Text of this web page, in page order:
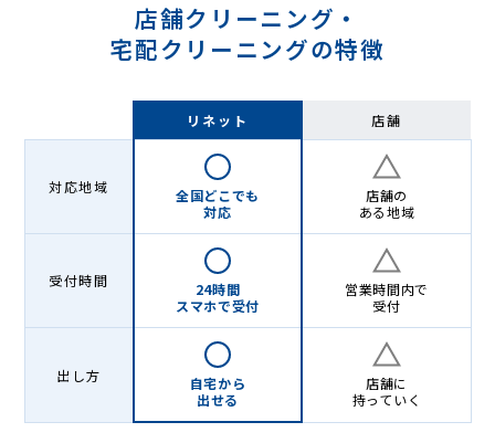
店舗クリーニング・
宅配クリーニングの特徴
リネット 店舗
対応地域
全国どこでも
対応
店舗の
ある地域
受付時間
24時間
スマホで受付
営業時間内で
受付
出し方
自宅から
出せる
店舗に
持っていく